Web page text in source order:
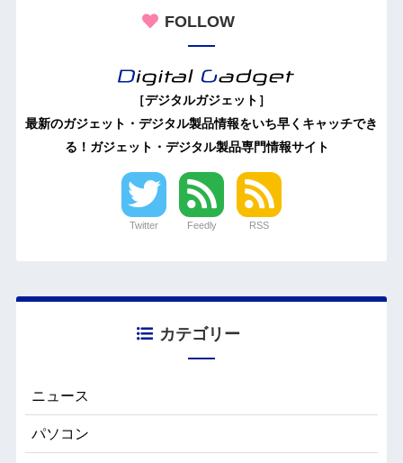
FOLLOW
［デジタルガジェット］
最新のガジェット・デジタル製品情報をいち早くキャッチでき
る！ガジェット・デジタル製品専門情報サイト
Twitter Feedly RSS
カテゴリー
ニュース
パソコン